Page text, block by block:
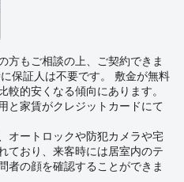
方もご相談の上、ご契約できま
保証人は不要です。 敷金が無料
較的安くなる傾向にあります。
と家賃がクレジットカードにて
オートロックや防犯カメラや宅
ており、来客時には居室内のテ
者の顔を確認することができま